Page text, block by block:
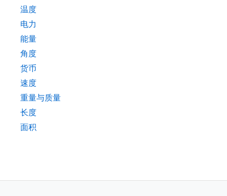
温度
电力
能量
角度
货币
速度
重量与质量
长度
面积